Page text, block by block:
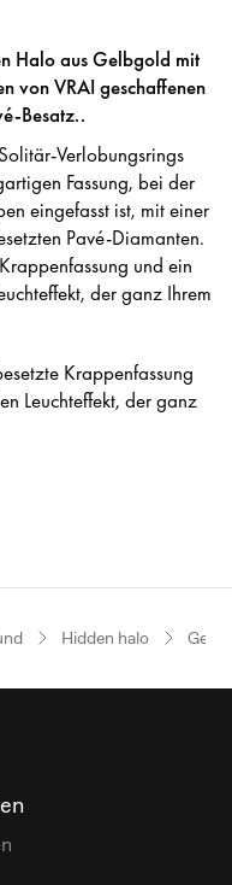
Halo aus Gelbgold mit
von VRAI geschaffenen
Besatz..
Verlobungsrings
Fassung, bei der
eingefasst ist, mit einer
Pavé-Diamanten.
und ein
der ganz Ihrem
Krappenfassung
Leuchteffekt, der ganz
Hidden halo